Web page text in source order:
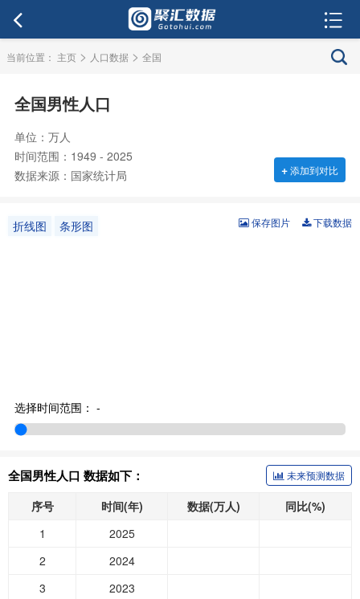
当前位置： 主页 > 人口数据 > 全国
全国男性人口
单位：万人
时间范围：1949 - 2025
数据来源：国家统计局
+添加到对比
折线图 条形图 下载数据
保存图片
选择时间范围： -
全国男性人口 数据如下： 未来预测数据
序号 时间(年) 数据(万人)
同比(%)
1
2025
2
2024
3
2023